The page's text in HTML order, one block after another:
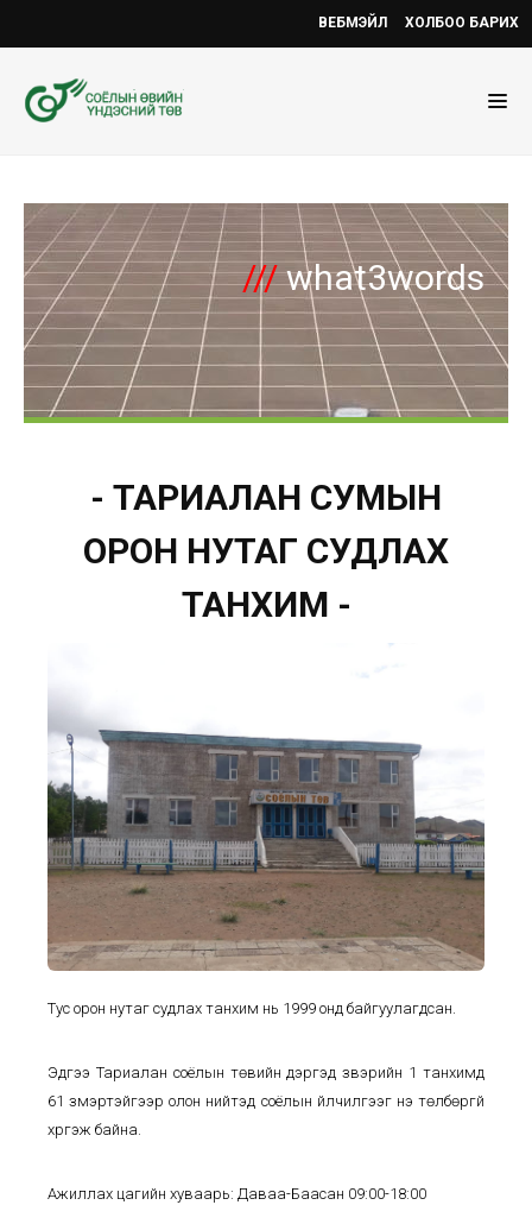
ВЕБМЭЙЛ ХОЛБОО БАРИХ
///what3words
- ТАРИАЛАН СУМЫН
ОРОН НУТАГ СУДЛАХ
ТАНХИМ -
Тус орон нутаг судлах танхим нь 1999 онд байгуулагдсан.
Эдүгээ Тариалан соёлын төвийн дэргэд үзвэрийн 1 танхимд
61 үзмэртэйгээр олон нийтэд соёлын үйлчилгээг үнэ төлбөргүй
хүргэж байна.
Ажиллах цагийн хуваарь: Даваа-Баасан 09:00-18:00